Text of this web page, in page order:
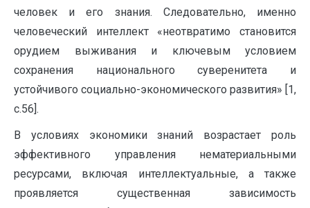
человек и его знания. Следовательно, именно
человеческий интеллект «неотвратимо становится
орудием выживания и ключевым условием
сохранения национального суверенитета и
устойчивого социально-экономического развития» [1,
с.56].
В условиях экономики знаний возрастает роль
эффек­тивного управления нематериальными
ресурсами, включая интеллектуаль­ные, а также
проявляется существенная зависимость